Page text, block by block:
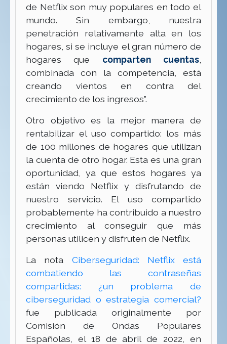
de Netflix son muy populares en todo el
mundo. Sin embargo, nuestra
penetración relativamente alta en los
hogares, si se incluye el gran número de
hogares que comparten cuentas,
combinada con la competencia, está
creando vientos en contra del
crecimiento de los ingresos”.
Otro objetivo es la mejor manera de
rentabilizar el uso compartido: los más
de 100 millones de hogares que utilizan
la cuenta de otro hogar. Esta es una gran
oportunidad, ya que estos hogares ya
están viendo Netflix y disfrutando de
nuestro servicio. El uso compartido
probablemente ha contribuido a nuestro
crecimiento al conseguir que más
personas utilicen y disfruten de Netflix.
La nota Ciberseguridad: Netflix está
combatiendo las contraseñas
compartidas: ¿un problema de
ciberseguridad o estrategia comercial?
fue publicada originalmente por
Comisión de Ondas Populares
Españolas, el 18 de abril de 2022, en